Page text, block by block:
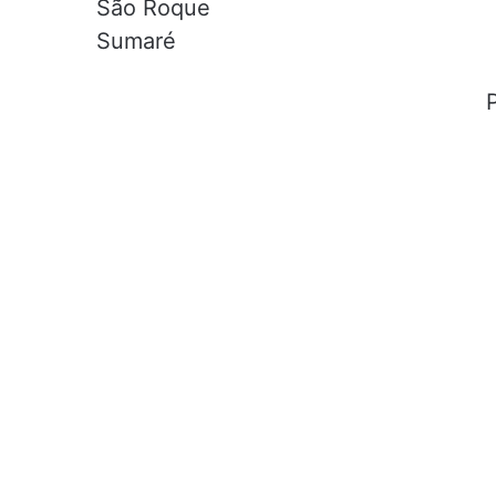
São Roque
Sumaré